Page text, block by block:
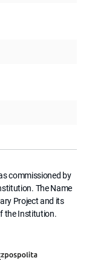
commissioned by
The Name
Project and its
the Institution.